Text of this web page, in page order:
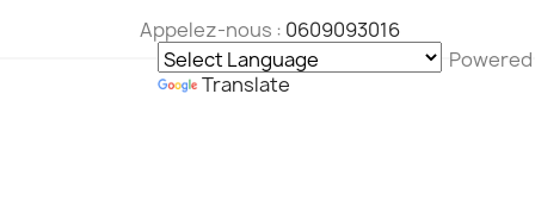
Appelez-nous : 0609093016
Translate